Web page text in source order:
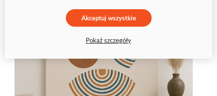
Akceptuj wszystkie
Pokaż szczegóły